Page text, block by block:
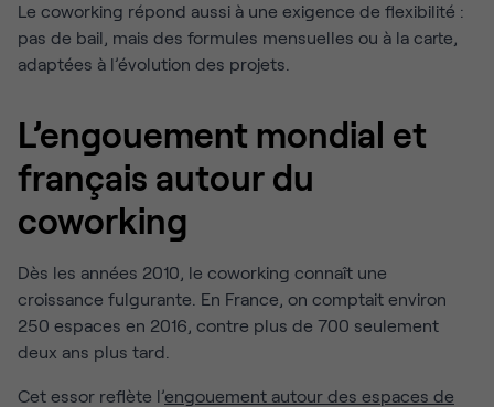
Le coworking répond aussi à une exigence de flexibilité :
pas de bail, mais des formules mensuelles ou à la carte,
adaptées à l’évolution des projets.
L’engouement mondial et
français autour du
coworking
Dès les années 2010, le coworking connaît une
croissance fulgurante. En France, on comptait environ
250 espaces en 2016, contre plus de 700 seulement
deux ans plus tard.
Cet essor reflète l’engouement autour des espaces de